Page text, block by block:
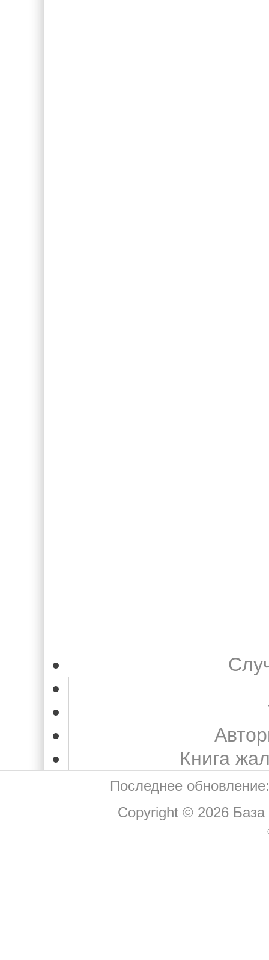
Книга
Последнее
Copyright © 2026 База